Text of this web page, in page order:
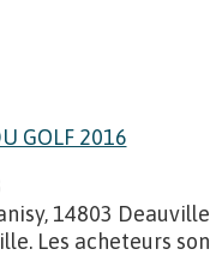
14803
Les acheteurs